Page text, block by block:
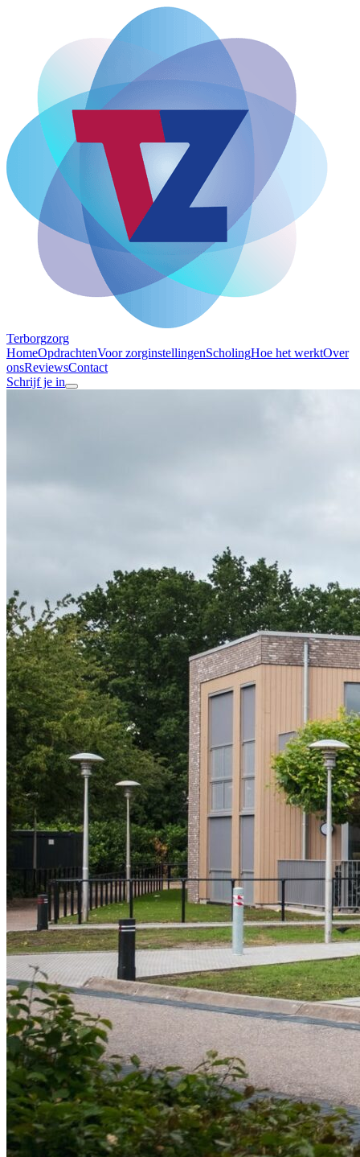
Terborgzorg
HomeOpdrachtenVoor zorginstellingenScholingHoe het werktOver
onsReviewsContact
Schrijf je in